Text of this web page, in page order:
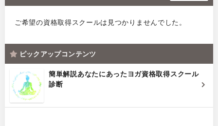
ご希望の資格取得スクールは見つかりませんでした。
ピックアップコンテンツ
簡単解説あなたにあったヨガ資格取得スクール
診断